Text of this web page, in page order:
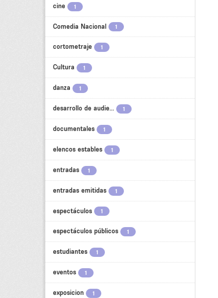
cine 1
Comedia Nacional 1
cortometraje 1
Cultura 1
danza 1
desarrollo de audie... 1
documentales 1
elencos estables 1
entradas 1
entradas emitidas 1
espectáculos 1
espectáculos públicos 1
estudiantes 1
eventos 1
exposicion 1